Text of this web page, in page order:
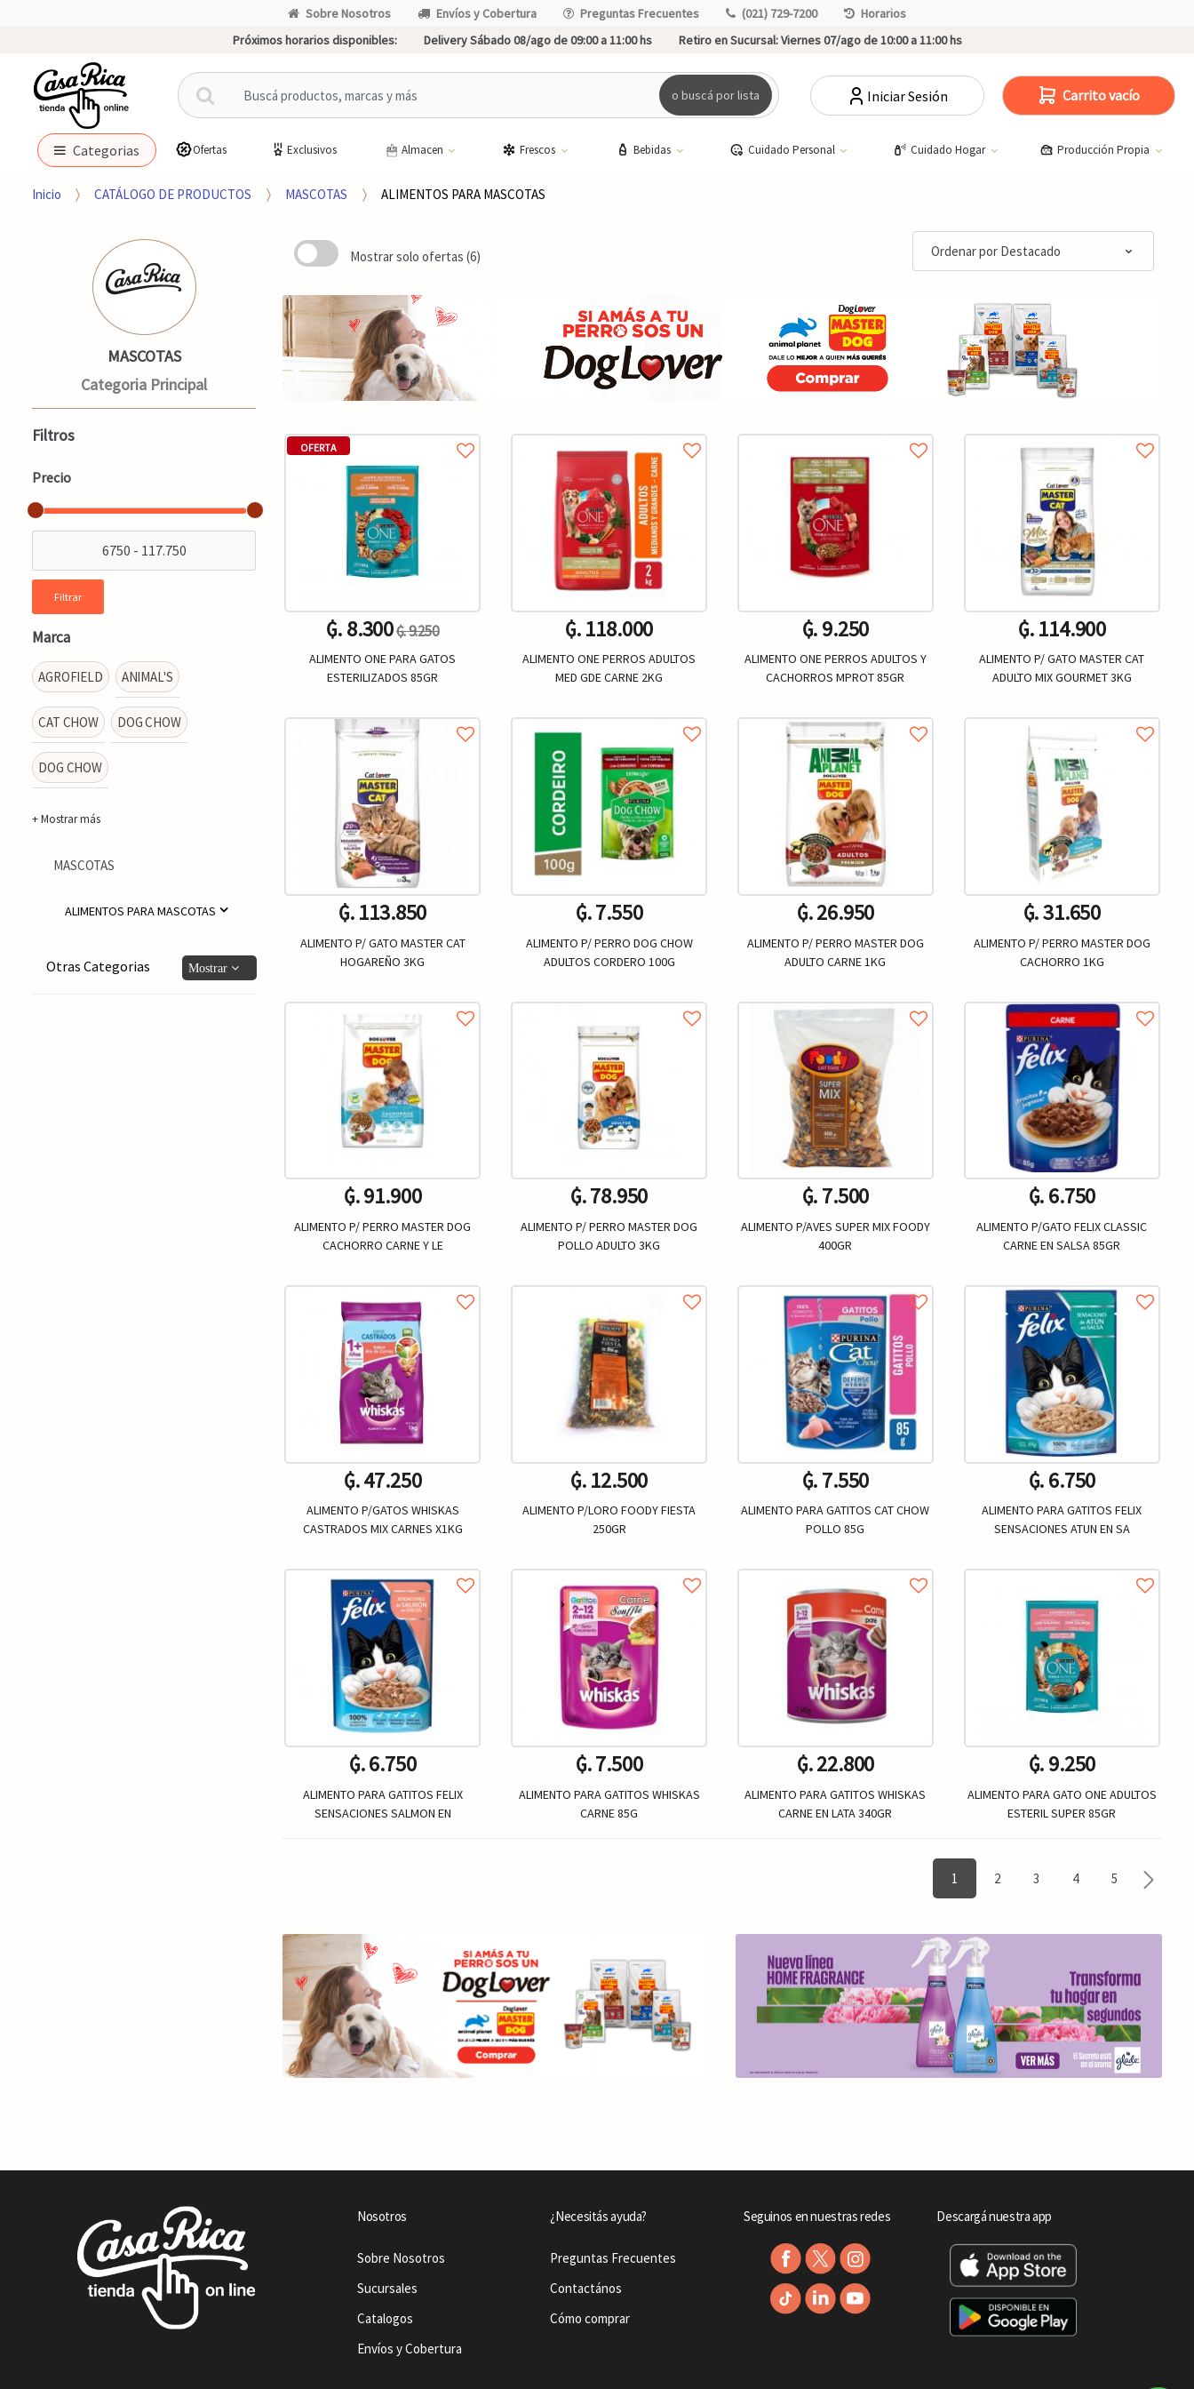
Sobre Nosotros Envíos y Cobertura Preguntas Frecuentes (021) 729-7200
Horarios
Próximos horarios disponibles:
Delivery Sábado 08/ago de 09:00 a 11:00 hs Retiro en Sucursal:Viernes 07/ago de 10:00 a 11:00 hs
B
u
c
r
r
:
o buscá por lista Iniciar Sesión Carrito vacío
Categorias Ofertas Exclusivos Almacen Frescos Bebidas Cuidado Personal Cuidado Hogar Producción Propia
Inicio CATÁLOGO DE PRODUCTOS MASCOTAS ALIMENTOS PARA MASCOTAS
Mostrar solo ofertas (6)
OFERTA
₲. 8.300₲. 9.250
ALIMENTO ONE PARA GATOS
ESTERILIZADOS 85GR
Un. +
₲. 118.000
ALIMENTO ONE PERROS ADULTOS
MED GDE CARNE 2KG
+
₲. 9.250
ALIMENTO ONE PERROS ADULTOS Y
CACHORROS MPROT 85GR
Un. +
₲. 114.900
ALIMENTO P/ GATO MASTER CAT
ADULTO MIX GOURMET 3KG
+
₲. 113.850
ALIMENTO P/ GATO MASTER CAT
HOGAREÑO 3KG
+
₲. 7.550
ALIMENTO P/ PERRO DOG CHOW
ADULTOS CORDERO 100G
+
₲. 26.950
ALIMENTO P/ PERRO MASTER DOG
ADULTO CARNE 1KG
Un. +
₲. 31.650
ALIMENTO P/ PERRO MASTER DOG
CACHORRO 1KG
Un. +
₲. 91.900
ALIMENTO P/ PERRO MASTER DOG
CACHORRO CARNE Y LE
+
₲. 78.950
ALIMENTO P/ PERRO MASTER DOG
POLLO ADULTO 3KG
+
₲. 7.500
ALIMENTO P/AVES SUPER MIX FOODY
400GR
Un. +
₲. 6.750
ALIMENTO P/GATO FELIX CLASSIC
CARNE EN SALSA 85GR
Un. +
₲. 47.250
ALIMENTO P/GATOS WHISKAS
CASTRADOS MIX CARNES X1KG
Un. +
₲. 12.500
ALIMENTO P/LORO FOODY FIESTA
250GR
+
₲. 7.550
ALIMENTO PARA GATITOS CAT CHOW
POLLO 85G
+
₲. 6.750
ALIMENTO PARA GATITOS FELIX
SENSACIONES ATUN EN SA
+
₲. 6.750
ALIMENTO PARA GATITOS FELIX
SENSACIONES SALMON EN
₲. 7.500
ALIMENTO PARA GATITOS WHISKAS
CARNE 85G
₲. 22.800
ALIMENTO PARA GATITOS WHISKAS
CARNE EN LATA 340GR
₲. 9.250
ALIMENTO PARA GATO ONE ADULTOS
ESTERIL SUPER 85GR
1 2 3 4 5
MASCOTAS
Categoria Principal
Filtros
Precio
Filtrar
Marca
AGROFIELD ANIMAL'S
CAT CHOW DOG CHOW
DOG CHOW
+ Mostrar más
MASCOTAS
ALIMENTOS PARA MASCOTAS
Otras Categorias
Nosotros
Sobre Nosotros
Sucursales
Catalogos
Envíos y Cobertura
¿Necesitás ayuda?
Preguntas Frecuentes
Contactános
Cómo comprar
Seguinos en nuestras redes Descargá nuestra app